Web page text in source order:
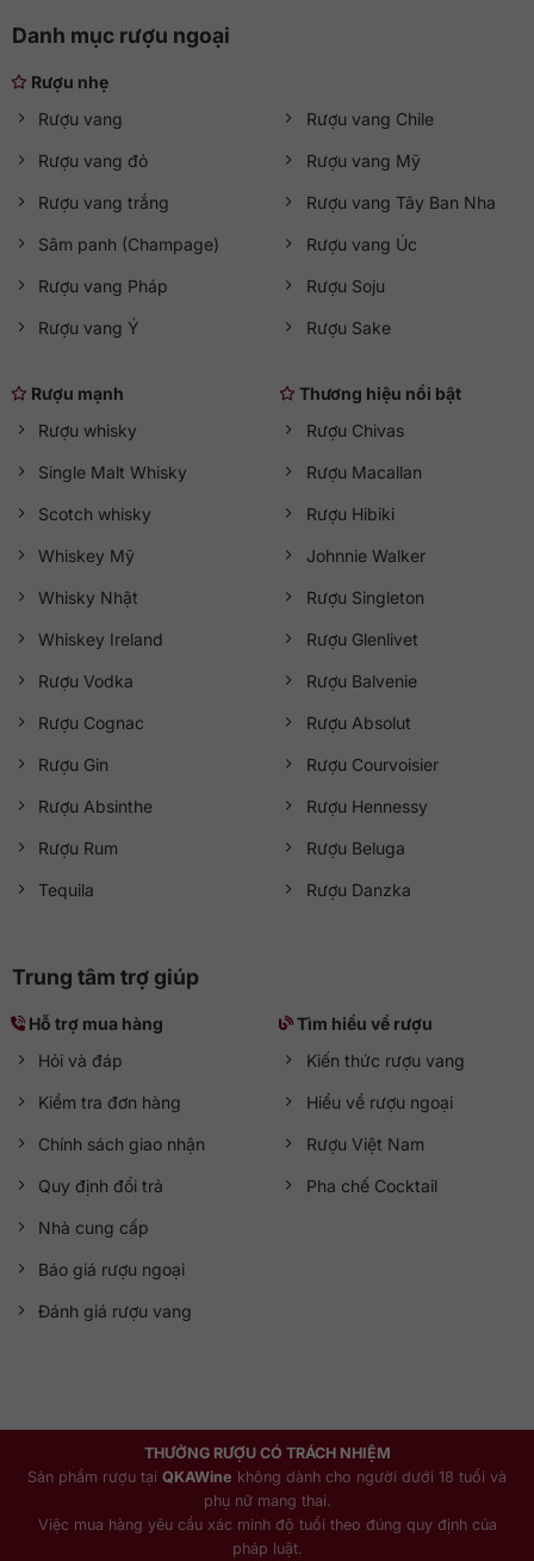
Danh mục rượu ngoại
Rượu nhẹ
Rượu vang
Rượu vang đỏ
Rượu vang trắng
Sâm panh (Champage)
Rượu vang Pháp
Rượu vang Ý
Rượu vang Chile
Rượu vang Mỹ
Rượu vang Tây Ban Nha
Rượu vang Úc
Rượu Soju
Rượu Sake
Rượu mạnh
Rượu whisky
Single Malt Whisky
Scotch whisky
Whiskey Mỹ
Whisky Nhật
Whiskey Ireland
Rượu Vodka
Rượu Cognac
Rượu Gin
Rượu Absinthe
Rượu Rum
Tequila
Thương hiệu nổi bật
Rượu Chivas
Rượu Macallan
Rượu Hibiki
Johnnie Walker
Rượu Singleton
Rượu Glenlivet
Rượu Balvenie
Rượu Absolut
Rượu Courvoisier
Rượu Hennessy
Rượu Beluga
Rượu Danzka
Trung tâm trợ giúp
Hỗ trợ mua hàng
Hỏi và đáp
Kiểm tra đơn hàng
Chính sách giao nhận
Quy định đổi trả
Nhà cung cấp
Báo giá rượu ngoại
Đánh giá rượu vang
Tìm hiểu về rượu
Kiến thức rượu vang
Hiểu về rượu ngoại
Rượu Việt Nam
Pha chế Cocktail
THƯỞNG RƯỢU CÓ TRÁCH NHIỆM
Sản phẩm rượu tại QKAWine không dành cho người dưới 18 tuổi và
phụ nữ mang thai.
Việc mua hàng yêu cầu xác minh độ tuổi theo đúng quy định của
pháp luật.